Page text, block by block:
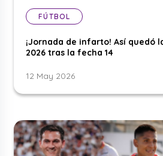
FÚTBOL
¡Jornada de infarto! Así quedó
2026 tras la fecha 14
12 May 2026